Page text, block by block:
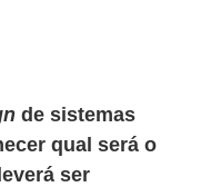
de sistemas
qual será o
ser